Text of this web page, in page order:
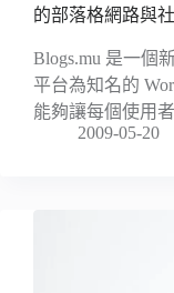
的部落格網路與
Blogs.mu 是一個
平台為知名的
能夠讓每個使用
2009-05-20